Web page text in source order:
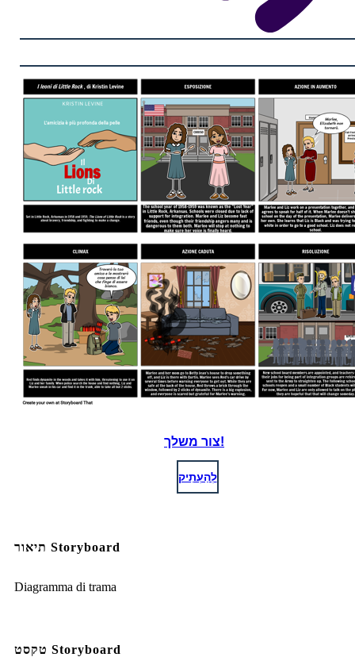
צור משלך!
לְהַעְתִיק
תיאור Storyboard
Diagramma di trama
טקסט Storyboard